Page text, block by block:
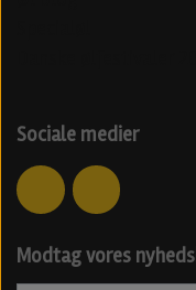
Sociale medier
Modtag vores